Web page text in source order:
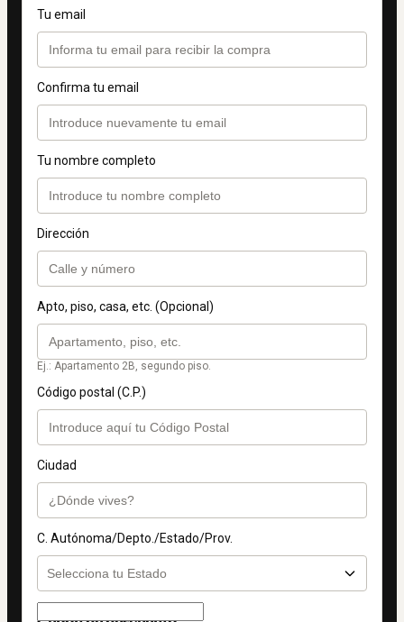
Tu email
Confirma tu email
Tu nombre completo
Dirección
Apto, piso, casa, etc. (Opcional)
Ej.: Apartamento 2B, segundo piso.
Código postal (C.P.)
Ciudad
C. Autónoma/Depto./Estado/Prov.